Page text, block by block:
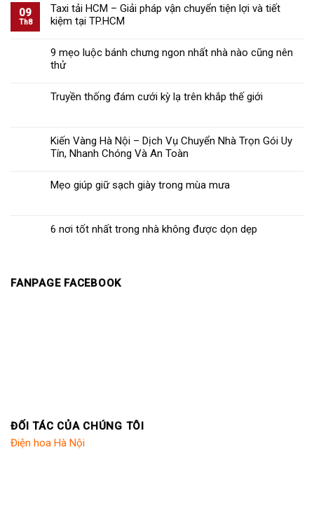
09
Th8
Taxi tải HCM – Giải pháp vận chuyển tiện lợi và tiết
kiệm tại TP.HCM
9 mẹo luộc bánh chưng ngon nhất nhà nào cũng nên
thử
Truyền thống đám cưới kỳ lạ trên khắp thế giới
Kiến Vàng Hà Nội – Dịch Vụ Chuyển Nhà Trọn Gói Uy
Tín, Nhanh Chóng Và An Toàn
Mẹo giúp giữ sạch giày trong mùa mưa
6 nơi tốt nhất trong nhà không được dọn dẹp
FANPAGE FACEBOOK
ĐỐI TÁC CỦA CHÚNG TÔI
Điện hoa Hà Nội